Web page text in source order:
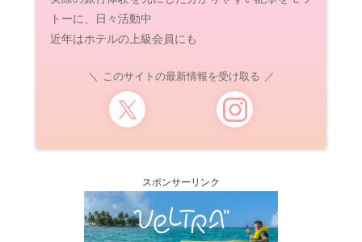
トーに、日々活動中
近年はホテルの上級会員にも
このサイトの最新情報を受け取る
スポンサーリンク